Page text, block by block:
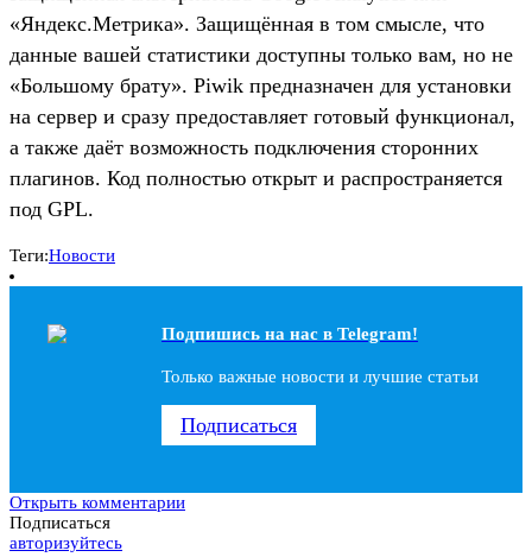
«Яндекс.Метрика». Защищённая в том смысле, что
данные вашей статистики доступны только вам, но не
«Большому брату». Piwik предназначен для установки
на сервер и сразу предоставляет готовый функционал,
а также даёт возможность подключения сторонних
плагинов. Код полностью открыт и распространяется
под GPL.
Теги:Новости
Подпишись на наc в Telegram!
Только важные новости и лучшие статьи
Подписаться
Открыть комментарии
Подписаться
авторизуйтесь